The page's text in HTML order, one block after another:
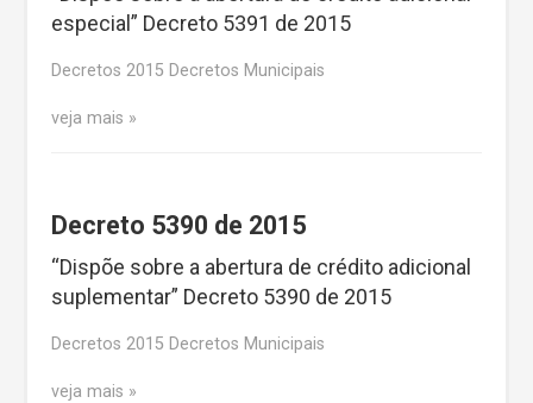
especial” Decreto 5391 de 2015
Decretos 2015 Decretos Municipais
veja mais
Decreto 5390 de 2015
“Dispõe sobre a abertura de crédito adicional
suplementar” Decreto 5390 de 2015
Decretos 2015 Decretos Municipais
veja mais